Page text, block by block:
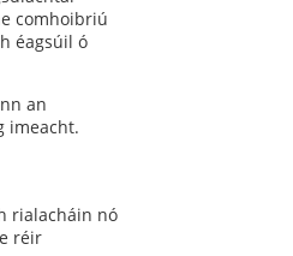
comhoibriú
éagsúil ó
an
imeacht.
rialacháin nó
réir